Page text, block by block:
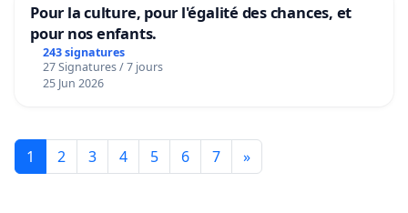
Pour la culture, pour l'égalité des chances, et
pour nos enfants.
243 signatures
27 Signatures / 7 jours
25 Jun 2026
1 2 3 4 5 6 7 »